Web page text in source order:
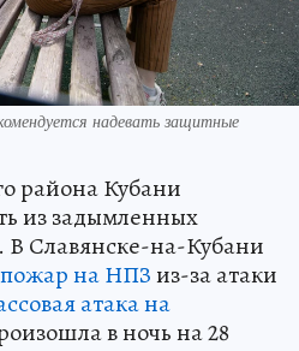
надевать защитные
района Кубани
из задымленных
В Славянске-на-Кубани
пожар на НПЗиз-за атаки
атака на
в ночь на 28